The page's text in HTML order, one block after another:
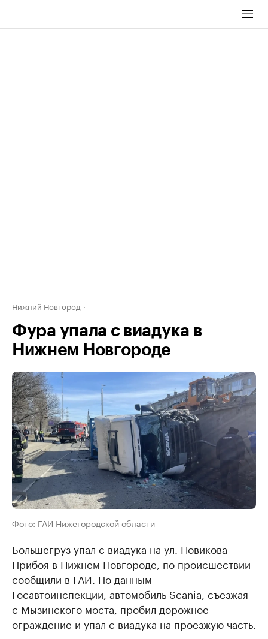
Нижний Новгород
Фура упала с виадука в
Нижнем Новгороде
Фото: ГАИ Нижегородской области
Большегруз упал с виадука на ул. Новикова-
Прибоя в Нижнем Новгороде, по происшествии
сообщили в ГАИ. По данным
Госавтоинспекции, автомобиль Scania, съезжая
с Мызинского моста, пробил дорожное
ограждение и упал с виадука на проезжую часть.